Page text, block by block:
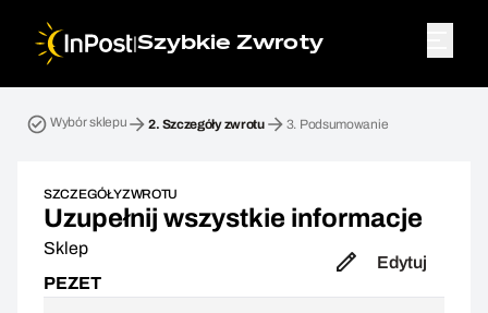
|Szybkie Zwroty
Wybór sklepu 2. Szczegóły zwrotu 3. Podsumowanie
SZCZEGÓŁY ZWROTU
Uzupełnij wszystkie informacje
Sklep
PEZET
Edytuj